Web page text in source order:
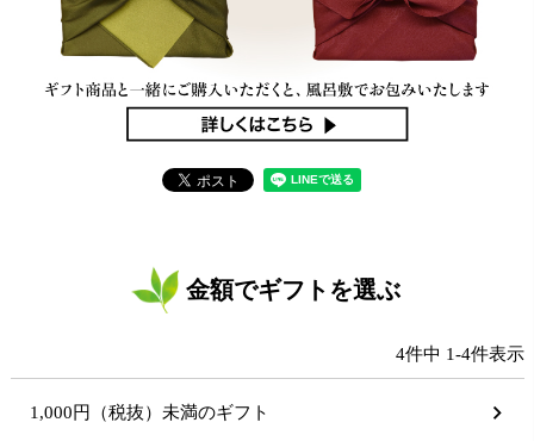
金額でギフトを選ぶ
4件中 1-4件表示
1,000円（税抜）未満のギフト